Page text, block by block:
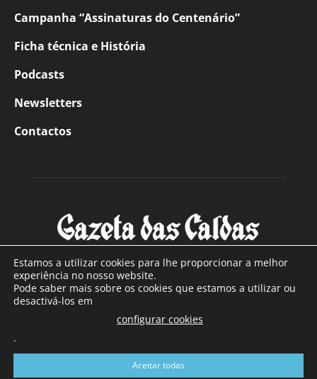
Campanha “Assinaturas do Centenário”
Ficha técnica e História
Podcasts
Newsletters
Contactos
SOBRE NÓS
Com sede nas Caldas da Rainha e mais de 90 anos de
a sul de distrito de Leiria, com mais de 40.000 leitores por
toda a região Oeste. Jornal com distribuição em Portugal
Estamos a utilizar cookies para lhe proporcionar a melhor
experiência no nosso website.
Pode saber mais sobre os cookies que estamos a utilizar ou
desactivá-los em
configurar cookies
.
Aceitar todas